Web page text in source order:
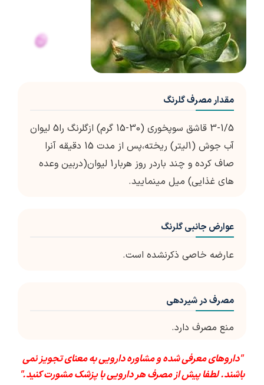
مقدار مصرف گلرنگ
3-1/5 قاشق سوپخوری (30-15 گرم) ازگلرنگ را5 ليوان
آب جوش (1ليتر) ريخته،پس از مدت 15 دقيقه آنرا
صاف كرده و چند باردر روز هربار1 ليوان(دربين وعده
های غذايی) ميل مينماييد.
عوارض جانبی گلرنگ
عارضه خاصی ذكرنشده است.
مصرف در شیردهی
منع مصرف دارد.
"داروهای معرفی شده و مشاوره دارویی به معنای تجویز نمی
باشند. لطفا پیش از مصرف هر دارویی با پزشک مشورت کنید."